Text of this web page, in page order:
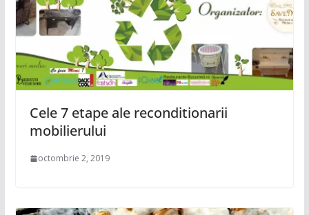
Cele 7 etape ale reconditionarii
mobilierului
octombrie 2, 2019